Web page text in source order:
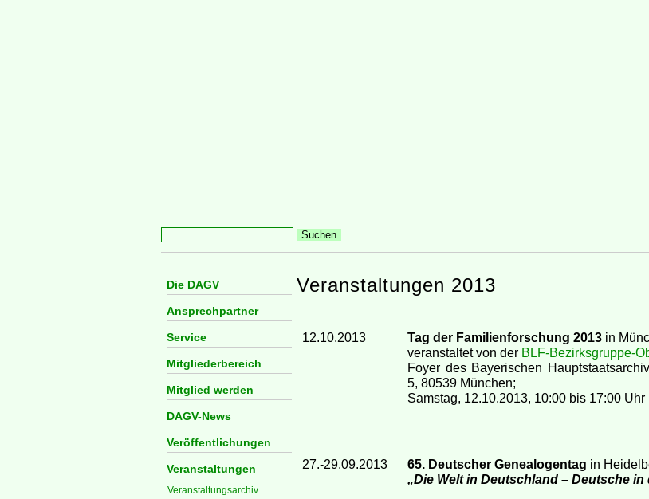
Die DAGV
Ansprechpartner
Service
Mitgliederbereich
Mitglied werden
DAGV-News
Veröffentlichungen
Veranstaltungen
Veranstaltungsarchiv
Veranstaltungen 2013
12.10.2013 Tag der Familienforschung 2013 in
veranstaltet von der BLF-Bezirksgruppe-
Foyer des Bayerischen
5, 80539 München;
Samstag, 12.10.2013, 10:00 bis 17:00 Uhr
27.-29.09.2013 65. Deutscher Genealogentag in
„Die Welt in Deutschland – Deutsche in